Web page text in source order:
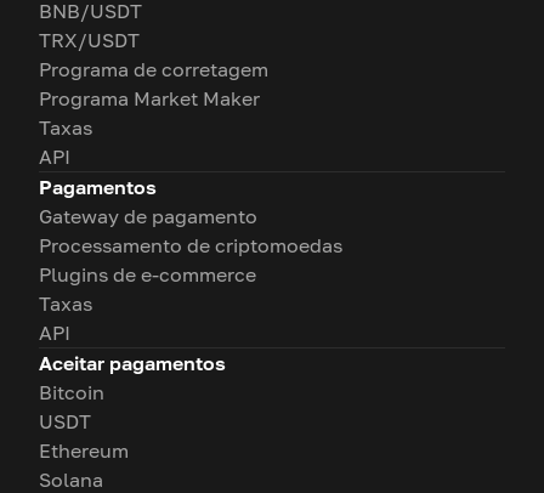
BNB/USDT
TRX/USDT
Programa de corretagem
Programa Market Maker
Taxas
API
Pagamentos
Gateway de pagamento
Processamento de criptomoedas
Plugins de e-commerce
Taxas
API
Aceitar pagamentos
Bitcoin
USDT
Ethereum
Solana